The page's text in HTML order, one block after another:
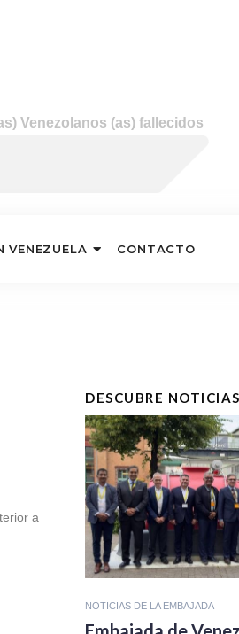
Venezolanos (as) fallecidos
VENEZUELA CONTACTO
a
DESCUBRE NOTICIAS
NOTICIAS DE LA EMBAJADA